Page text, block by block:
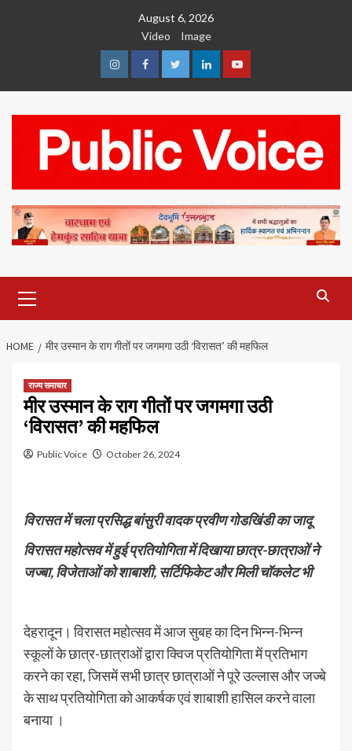
August 6, 2026
Video
Image
InstagramFacebookTwitterLinkedinYoutube
Menu
HOME मीर उस्मान के राग गीतों पर जगमगा उठी ‘विरासत’ की महफिल
राज्य समाचार
मीर उस्मान के राग गीतों पर जगमगा उठी
‘विरासत’ की महफिल
Public Voice October 26, 2024
विरासत में चला प्रसिद्ध बांसुरी वादक प्रवीण गोडखिंडी का जादू
विरासत महोत्सव में हुई प्रतियोगिता में दिखाया छात्र-छात्राओं ने
जज्बा, विजेताओं को शाबाशी, सर्टिफिकेट और मिली चॉकलेट भी
देहरादून। विरासत महोत्सव में आज सुबह का दिन भिन्न-भिन्न
स्कूलों के छात्र-छात्राओं द्वारा क्विज प्रतियोगिता में प्रतिभाग
करने का रहा, जिसमें सभी छात्र छात्राओं ने पूरे उल्लास और जज्बे
के साथ प्रतियोगिता को आकर्षक एवं शाबाशी हासिल करने वाला
बनाया ।